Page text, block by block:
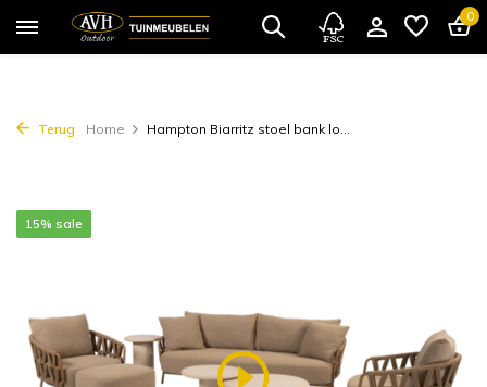
0
Terug Home Hampton Biarritz stoel bank lo...
15% sale